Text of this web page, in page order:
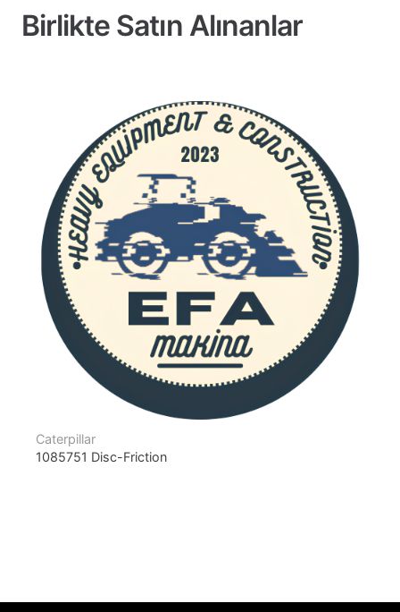
Birlikte Satın Alınanlar
Caterpillar
1085751 Disc-Friction